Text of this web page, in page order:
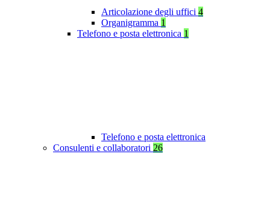
Articolazione degli uffici 4
Organigramma 1
Telefono e posta elettronica 1
Telefono e posta elettronica
Consulenti e collaboratori 26